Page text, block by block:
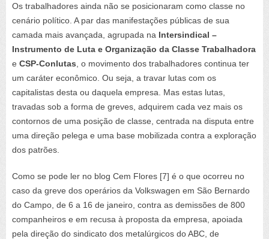
Os trabalhadores ainda não se posicionaram como classe no
cenário político. A par das manifestações públicas de sua
camada mais avançada, agrupada na Intersindical –
Instrumento de Luta e Organização da Classe Trabalhadora
e CSP-Conlutas , o movimento dos trabalhadores continua ter
um caráter econômico. Ou seja, a travar lutas com os
capitalistas desta ou daquela empresa. Mas estas lutas,
travadas sob a forma de greves, adquirem cada vez mais os
contornos de uma posição de classe, centrada na disputa entre
uma direção pelega e uma base mobilizada contra a exploração
dos patrões.
Como se pode ler no blog Cem Flores [7] é o que ocorreu no
caso da greve dos operários da Volkswagen em São Bernardo
do Campo, de 6 a 16 de janeiro, contra as demissões de 800
companheiros e em recusa à proposta da empresa, apoiada
pela direção do sindicato dos metalúrgicos do ABC, de